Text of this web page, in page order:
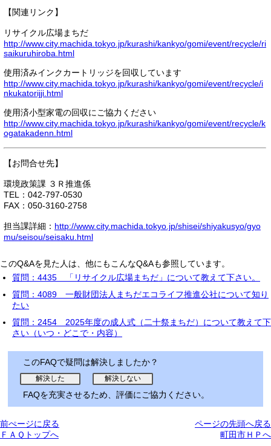
【関連リンク】
リサイクル広場まちだ
http://www.city.machida.tokyo.jp/kurashi/kankyo/gomi/event/recycle/ri
saikuruhiroba.html
使用済みインクカートリッジを回収しています
http://www.city.machida.tokyo.jp/kurashi/kankyo/gomi/event/recycle/i
nkukatorijji.html
使用済小型家電の回収にご協力ください
http://www.city.machida.tokyo.jp/kurashi/kankyo/gomi/event/recycle/k
ogatakadenn.html
【お問合せ先】
環境政策課 ３Ｒ推進係
TEL：042-797-0530
FAX：050-3160-2758
担当課詳細： http://www.city.machida.tokyo.jp/shisei/shiyakusyo/gyo
mu/seisou/seisaku.html
このQ&Aを見た人は、他にもこんなQ&Aも参照しています。
質問：4435 「リサイクル広場まちだ」について教えて下さい。
質問：4089 一般財団法人まちだエコライフ推進公社について知り
たい
質問：2454 2025年度の成人式（二十祭まちだ）について教えて下
さい（いつ・どこで・内容）
このFAQで疑問は解決しましたか？
FAQを充実させるため、評価にご協力ください。
前ぺージに戻る
ページの先頭へ戻る
ＦＡＱトップへ
町田市ＨＰへ